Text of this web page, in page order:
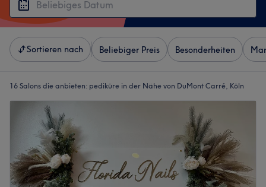
Sortieren nach Beliebiger Preis Besonderheiten
16 Salons die anbieten: pediküre in der Nähe von DuMont Carré, Köln